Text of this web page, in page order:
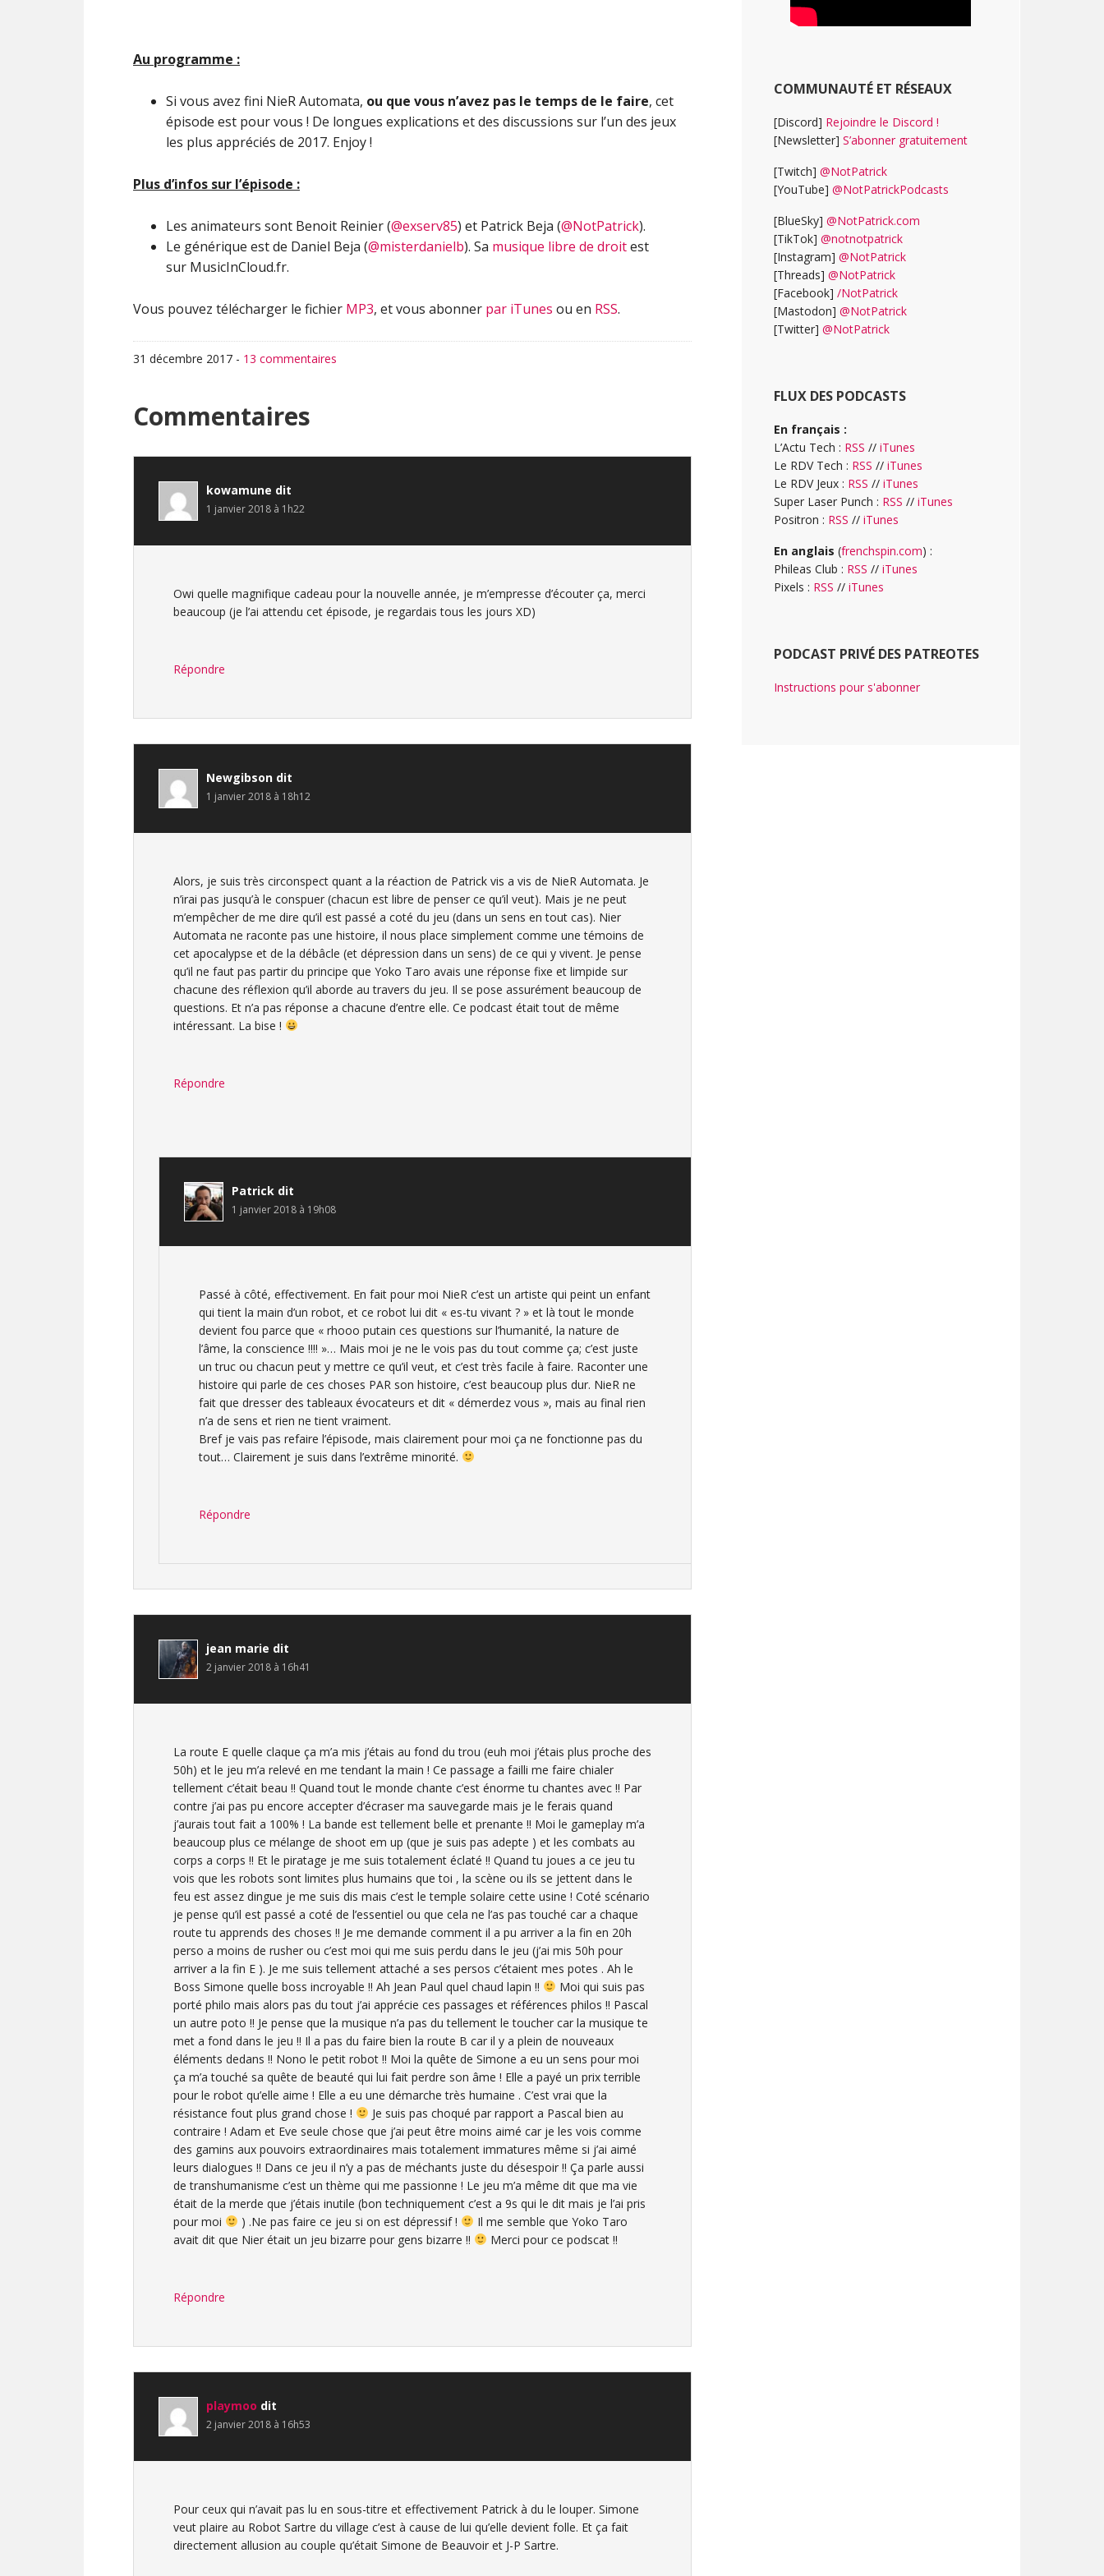
diminuer
le
Au programme :
Si vous avez fini NieR Automata, ou que vous n’avez pas le temps de le faire, cet
épisode est pour vous ! De longues explications et des discussions sur l’un des jeux
les plus appréciés de 2017. Enjoy !
Plus d’infos sur l’épisode :
Les animateurs sont Benoit Reinier (@exserv85) et Patrick Beja (@NotPatrick).
Le générique est de Daniel Beja (@misterdanielb). Sa musique libre de droitest
sur MusicInCloud.fr.
Vous pouvez télécharger le fichier MP3, et vous abonner par iTunes ou en RSS.
31 décembre 2017 - 13 commentaires
Interactions
du
lecteur
Commentaires
kowamune dit
1 janvier 2018 à 1h22
Owi quelle magnifique cadeau pour la nouvelle année, je m’empresse d’écouter ça, merci
beaucoup (je l’ai attendu cet épisode, je regardais tous les jours XD)
Répondre
Newgibson dit
1 janvier 2018 à 18h12
Alors, je suis très circonspect quant a la réaction de Patrick vis a vis de NieR Automata. Je
n’irai pas jusqu’à le conspuer (chacun est libre de penser ce qu’il veut). Mais je ne peut
m’empêcher de me dire qu’il est passé a coté du jeu (dans un sens en tout cas). Nier
Automata ne raconte pas une histoire, il nous place simplement comme une témoins de
cet apocalypse et de la débâcle (et dépression dans un sens) de ce qui y vivent. Je pense
qu’il ne faut pas partir du principe que Yoko Taro avais une réponse fixe et limpide sur
chacune des réflexion qu’il aborde au travers du jeu. Il se pose assurément beaucoup de
questions. Et n’a pas réponse a chacune d’entre elle. Ce podcast était tout de même
intéressant. La bise !
Répondre
Patrick dit
1 janvier 2018 à 19h08
Passé à côté, effectivement. En fait pour moi NieR c’est un artiste qui peint un enfant
qui tient la main d’un robot, et ce robot lui dit « es-tu vivant ? » et là tout le monde
devient fou parce que « rhooo putain ces questions sur l’humanité, la nature de
l’âme, la conscience !!!! »… Mais moi je ne le vois pas du tout comme ça; c’est juste
un truc ou chacun peut y mettre ce qu’il veut, et c’est très facile à faire. Raconter une
histoire qui parle de ces choses PAR son histoire, c’est beaucoup plus dur. NieR ne
fait que dresser des tableaux évocateurs et dit « démerdez vous », mais au final rien
n’a de sens et rien ne tient vraiment.
Bref je vais pas refaire l’épisode, mais clairement pour moi ça ne fonctionne pas du
tout… Clairement je suis dans l’extrême minorité.
Répondre
jean marie dit
2 janvier 2018 à 16h41
La route E quelle claque ça m’a mis j’étais au fond du trou (euh moi j’étais plus proche des
50h) et le jeu m’a relevé en me tendant la main ! Ce passage a failli me faire chialer
tellement c’était beau !! Quand tout le monde chante c’est énorme tu chantes avec !! Par
contre j’ai pas pu encore accepter d’écraser ma sauvegarde mais je le ferais quand
j’aurais tout fait a 100% ! La bande est tellement belle et prenante !! Moi le gameplay m’a
beaucoup plus ce mélange de shoot em up (que je suis pas adepte ) et les combats au
corps a corps !! Et le piratage je me suis totalement éclaté !! Quand tu joues a ce jeu tu
vois que les robots sont limites plus humains que toi , la scène ou ils se jettent dans le
feu est assez dingue je me suis dis mais c’est le temple solaire cette usine ! Coté scénario
je pense qu’il est passé a coté de l’essentiel ou que cela ne l’as pas touché car a chaque
route tu apprends des choses !! Je me demande comment il a pu arriver a la fin en 20h
perso a moins de rusher ou c’est moi qui me suis perdu dans le jeu (j’ai mis 50h pour
arriver a la fin E ). Je me suis tellement attaché a ses persos c’étaient mes potes . Ah le
Boss Simone quelle boss incroyable !! Ah Jean Paul quel chaud lapin !!
Moi qui suis pas
porté philo mais alors pas du tout j’ai apprécie ces passages et références philos !! Pascal
un autre poto !! Je pense que la musique n’a pas du tellement le toucher car la musique te
met a fond dans le jeu !! Il a pas du faire bien la route B car il y a plein de nouveaux
éléments dedans !! Nono le petit robot !! Moi la quête de Simone a eu un sens pour moi
ça m’a touché sa quête de beauté qui lui fait perdre son âme ! Elle a payé un prix terrible
pour le robot qu’elle aime ! Elle a eu une démarche très humaine . C’est vrai que la
résistance fout plus grand chose !
Je suis pas choqué par rapport a Pascal bien au
contraire ! Adam et Eve seule chose que j’ai peut être moins aimé car je les vois comme
des gamins aux pouvoirs extraordinaires mais totalement immatures même si j’ai aimé
leurs dialogues !! Dans ce jeu il n’y a pas de méchants juste du désespoir !! Ça parle aussi
de transhumanisme c’est un thème qui me passionne ! Le jeu m’a même dit que ma vie
était de la merde que j’étais inutile (bon techniquement c’est a 9s qui le dit mais je l’ai pris
pour moi
) .Ne pas faire ce jeu si on est dépressif !
Il me semble que Yoko Taro
avait dit que Nier était un jeu bizarre pour gens bizarre !!
Merci pour ce podscat !!
Répondre
playmoo dit
2 janvier 2018 à 16h53
Pour ceux qui n’avait pas lu en sous-titre et effectivement Patrick à du le louper. Simone
veut plaire au Robot Sartre du village c’est à cause de lui qu’elle devient folle. Et ça fait
directement allusion au couple qu’était Simone de Beauvoir et J-P Sartre.
COMMUNAUTÉ ET RÉSEAUX
[Discord] Rejoindre le Discord !
[Newsletter] S’abonner gratuitement
[Twitch] @NotPatrick
[YouTube] @NotPatrickPodcasts
[BlueSky] @NotPatrick.com
[TikTok] @notnotpatrick
[Instagram] @NotPatrick
[Threads] @NotPatrick
[Facebook] /NotPatrick
[Mastodon] @NotPatrick
[Twitter] @NotPatrick
FLUX DES PODCASTS
En français :
L’Actu Tech : RSS // iTunes
Le RDV Tech : RSS // iTunes
Le RDV Jeux : RSS // iTunes
Super Laser Punch : RSS // iTunes
Positron : RSS // iTunes
En anglais (frenchspin.com) :
Phileas Club : RSS // iTunes
Pixels : RSS // iTunes
PODCAST PRIVÉ DES PATREOTES
Instructions pour s'abonner